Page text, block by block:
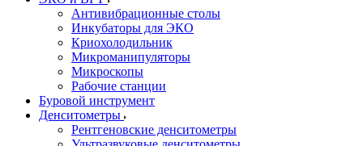
Антивибрационные столы
Инкубаторы для ЭКО
Криохолодильник
Микроманипуляторы
Микроскопы
Рабочие станции
Буровой инструмент
Денситометры
Рентгеновские денситометры